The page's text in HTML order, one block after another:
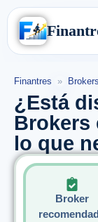
Finantres » Brokers
¿Está
Brokers
lo que
Broker